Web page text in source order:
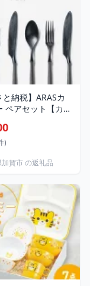
と納税】ARASカ
ペアセット【カラ
べる カトラリー
ォーク スプーン
ラス 色が選べる
の日 3万円 30000
)
賀市 の返礼品